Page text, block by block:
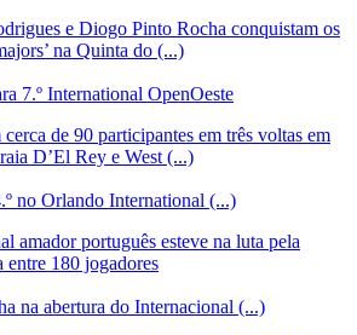
e Diogo Pinto Rocha conquistam os
na Quinta do (...)
7.º International OpenOeste
de 90 participantes em três voltas em
D’El Rey e West (...)
no Orlando International (...)
amador português esteve na luta pela
180 jogadores
na abertura do Internacional (...)